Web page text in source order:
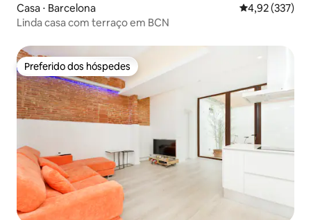
Casa ⋅ Barcelona 4,92 de uma
4,92 (337)
Linda casa com terraço em BCN
Preferido dos hóspedes
Preferido dos hóspedes